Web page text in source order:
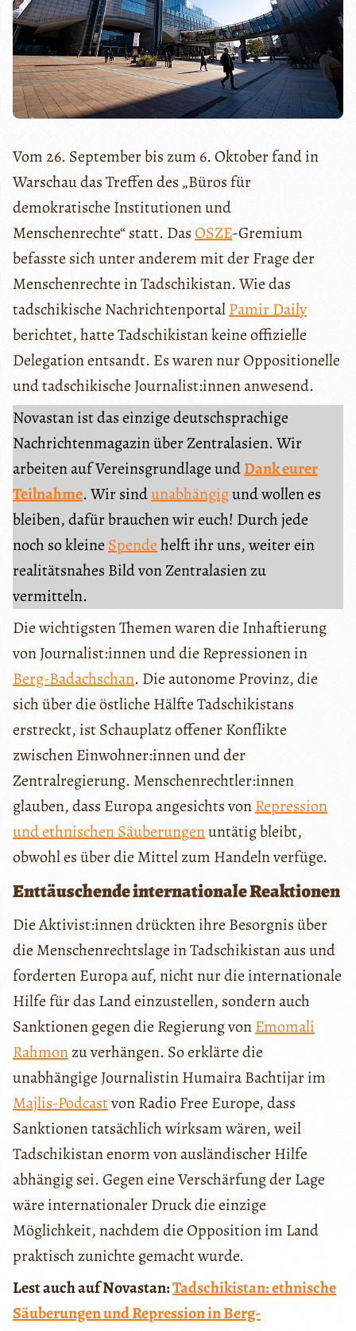
Vom 26. September bis zum 6. Oktober fand in
Warschau das Treffen des „Büros für
demokratische Institutionen und
Menschenrechte“ statt. DasOSZE-Gremium
befasste sich unter anderem mit der Frage der
Menschenrechte in Tadschikistan. Wie das
tadschikische NachrichtenportalPamir Daily
berichtet, hatte Tadschikistan keine offizielle
Delegation entsandt. Es waren nur Oppositionelle
und tadschikische Journalist:innen anwesend.
Novastan ist das einzige deutschsprachige
Nachrichtenmagazin über Zentralasien. Wir
arbeiten auf Vereinsgrundlage undDank eurer
Teilnahme. Wir sindunabhängigund wollen es
bleiben, dafür brauchen wir euch! Durch jede
noch so kleine Spendehelft ihr uns, weiter ein
realitätsnahes Bild von Zentralasien zu
vermitteln.
Die wichtigsten Themen waren die Inhaftierung
von Journalist:innen und die Repressionen in
Berg-Badachschan. Die autonome Provinz, die
sich über die östliche Hälfte Tadschikistans
erstreckt, ist Schauplatz offener Konflikte
zwischen Einwohner:innen und der
Zentralregierung. Menschenrechtler:innen
glauben, dass Europa angesichts vonRepression
und ethnischen Säuberungenuntätig bleibt,
obwohl es über die Mittel zum Handeln verfüge.
Enttäuschende internationale Reaktionen
Die Aktivist:innen drückten ihre Besorgnis über
die Menschenrechtslage in Tadschikistan aus und
forderten Europa auf, nicht nur die internationale
Hilfe für das Land einzustellen, sondern auch
Sanktionen gegen die Regierung vonEmomali
Rahmonzu verhängen. So erklärte die
unabhängige Journalistin Humaira Bachtijar im
Majlis-Podcastvon Radio Free Europe, dass
Sanktionen tatsächlich wirksam wären, weil
Tadschikistan enorm von ausländischer Hilfe
abhängig sei. Gegen eine Verschärfung der Lage
wäre internationaler Druck die einzige
Möglichkeit, nachdem die Opposition im Land
praktisch zunichte gemacht wurde.
Lest auch auf Novastan:Tadschikistan: ethnische
Säuberungen und Repression in Berg-